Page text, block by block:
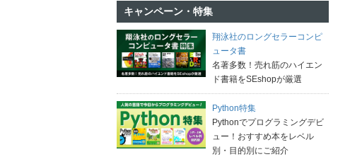
キャンペーン・特集
翔泳社のロングセラーコンピ
ュータ書
名著多数！売れ筋のハイエン
ド書籍をSEshopが厳選
Python特集
Pythonでプログラミングデビ
ュー！おすすめ本をレベル
別・目的別にご紹介